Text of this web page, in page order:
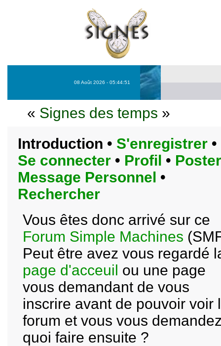
08 Août 2026 - 05:44:51
« Signes des temps »
Introduction • S'enregistrer •
Se connecter • Profil • Poster
Message Personnel •
Rechercher
Vous êtes donc arrivé sur ce
Forum Simple Machines
Peut être avez vous regardé
page d'acceuil ou une page
vous demandant de vous
inscrire avant de pouvoir voir
forum et vous vous
quoi faire ensuite ?